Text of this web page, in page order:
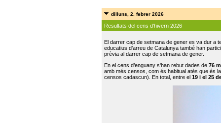
dilluns, 2. febrer 2026
Resultats del cens d'hivern 2026
El darrer cap de setmana de gener es va dur a
educatius d’arreu de Catalunya també han
prèvia al darrer cap de setmana de gener.
En el cens d’enguany s'han rebut dades de 76
amb més censos, com és habitual atès que és
censos cadascun). En total, entre el 19 i el 25